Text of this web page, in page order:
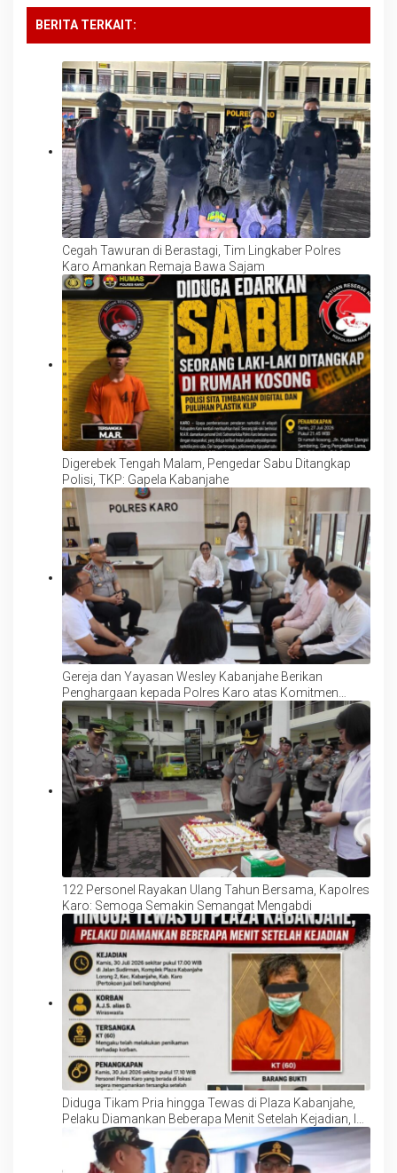
BERITA TERKAIT:
Cegah Tawuran di Berastagi, Tim Lingkaber Polres
Karo Amankan Remaja Bawa Sajam
Digerebek Tengah Malam, Pengedar Sabu Ditangkap
Polisi, TKP: Gapela Kabanjahe
Gereja dan Yayasan Wesley Kabanjahe Berikan
Penghargaan kepada Polres Karo atas Komitmen
Lindungi Anak dan Perempuan
122 Personel Rayakan Ulang Tahun Bersama, Kapolres
Karo: Semoga Semakin Semangat Mengabdi
Diduga Tikam Pria hingga Tewas di Plaza Kabanjahe,
Pelaku Diamankan Beberapa Menit Setelah Kejadian, Ini
Motifnya